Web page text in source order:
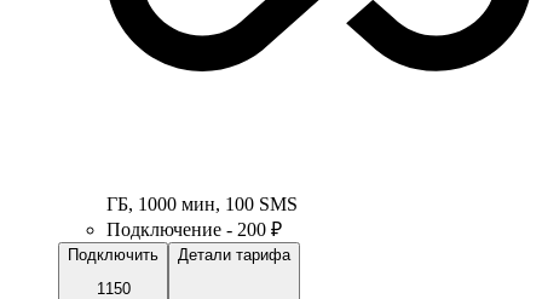
ГБ, 1000 мин, 100 SMS
Подключение - 200 ₽
Подключить
1150
Детали тарифа